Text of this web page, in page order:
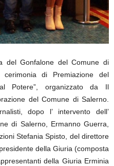
del Gonfalone del Comune di
di Premiazione del
Potere”, organizzato da Il
del Comune di Salerno.
dopo l’ intervento dell’
di Salerno, Ermanno Guerra,
Stefania Spisto, del direttore
della Giuria (composta
della Giuria Erminia